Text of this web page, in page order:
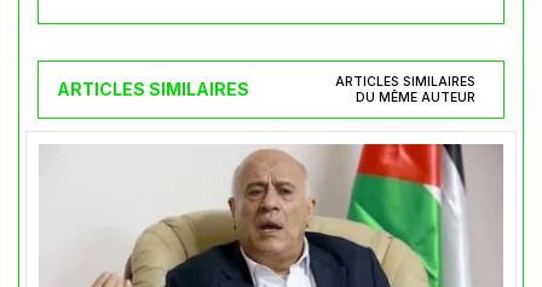
ARTICLES SIMILAIRES
ARTICLES SIMILAIRES
DU MÊME AUTEUR